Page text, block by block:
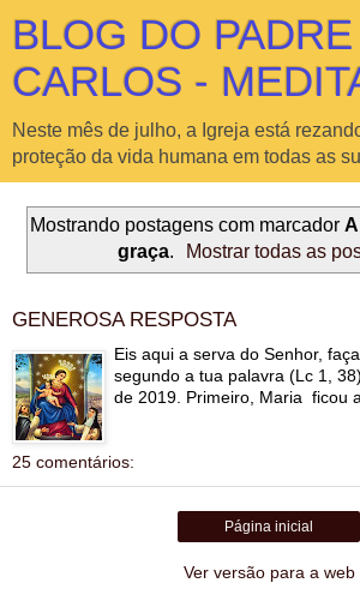
BLOG DO
CARLOS -
Neste mês de julho, a Igreja está
proteção da vida humana em todas as
Mostrando postagens com marcador
graça. Mostrar todas as
GENEROSA RESPOSTA
Eis aqui a serva do Senhor,
segundo a tua palavra (Lc 1,
de 2019. Primeiro, Maria ficou
25 comentários:
Página inicial
Ver versão para a web